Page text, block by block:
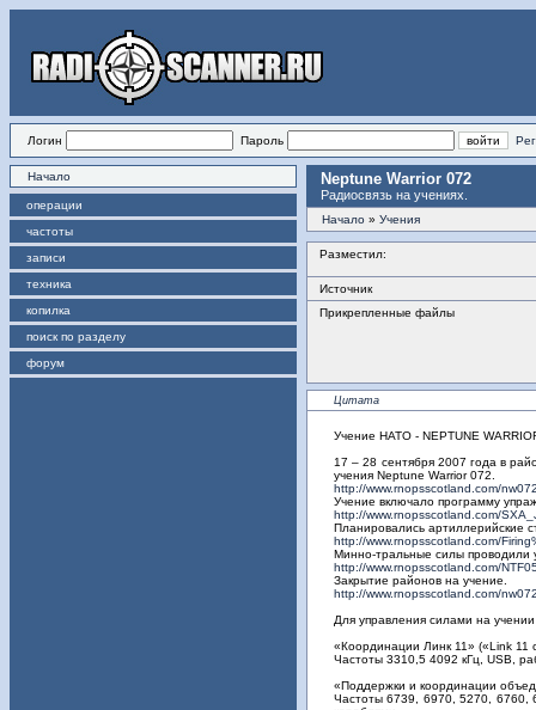
Логин Пароль
Начало
операции
частоты
записи
техника
копилка
поиск по разделу
форум
Neptune Warrior 072
Радиосвязь на учениях.
Начало » Учения
Разместил:
Источник
Прикрепленные файлы
Цитата
Учение НАТО - NEPTUNE
17 – 28 сентября 2007 года в
учения Neptune Warrior 072.
http://www.rnopsscotland.com/
Учение включало программу
http://www.rnopsscotland.com/
Планировались артиллерийские
http://www.rnopsscotland.com/
Минно-тральные силы проводили
http://www.rnopsscotland.com/
Закрытие районов на учение.
http://www.rnopsscotland.com/
Для управления силами на
«Координации Линк 11» («Link 11
Частоты 3310,5 4092 кГц, USB,
«Поддержки и координации
Частоты 6739, 6970, 5270, 6760,